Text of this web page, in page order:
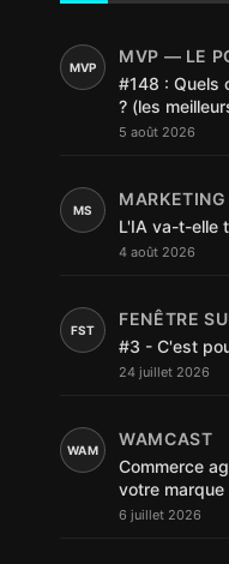
MVP
MVP — LE
#148 : Quels
? (les
5 août 2026
MS
MARKETING
L'IA va-t-elle
4 août 2026
FST
FENÊTRE
#3 - C'est
24 juillet 2026
WAM
WAMCAST
Commerce
votre marque
6 juillet 2026